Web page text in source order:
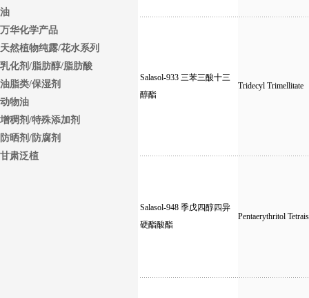
油
万华化学产品
天然植物纯露/花水系列
乳化剂/脂肪醇/脂肪酸
油脂类/保湿剂
动物油
增稠剂/特殊添加剂
防晒剂/防腐剂
甘肃泛植
Salasol-933 三苯三酸十三
醇酯
Tridecyl Trimellitate
Salasol-948 季戊四醇四异
硬酯酸酯
Pentaerythritol